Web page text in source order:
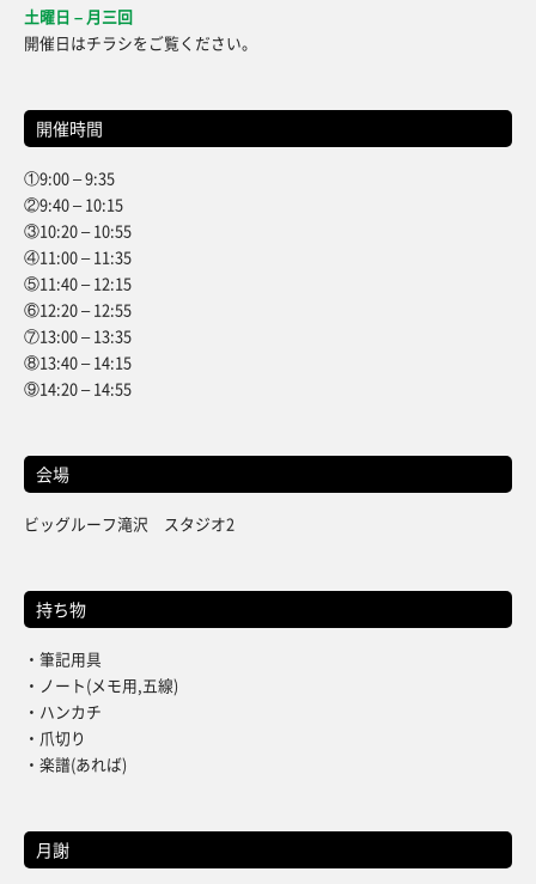
土曜日 – 月三回
開催日はチラシをご覧ください。
開催時間
①9:00 – 9:35
②9:40 – 10:15
③10:20 – 10:55
④11:00 – 11:35
⑤11:40 – 12:15
⑥12:20 – 12:55
⑦13:00 – 13:35
⑧13:40 – 14:15
⑨14:20 – 14:55
会場
ビッグルーフ滝沢 スタジオ2
持ち物
・筆記用具
・ノート(メモ用,五線)
・ハンカチ
・爪切り
・楽譜(あれば)
月謝